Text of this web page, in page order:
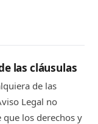
las cláusulas
de las
Legal no
los derechos y